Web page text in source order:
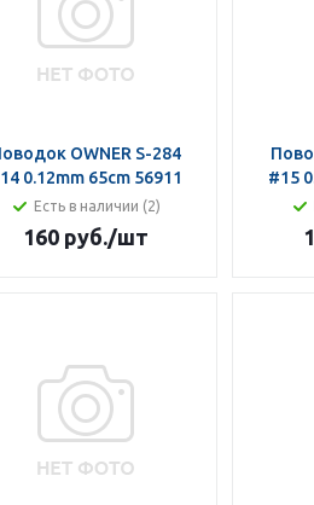
OWNER S-284
0.12mm 65cm 56911
Есть в наличии (2)
160 руб./шт
#15